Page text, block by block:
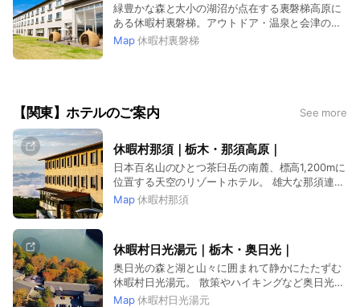
緑豊かな森と大小の湖沼が点在する裏磐梯高原に
ある休暇村裏磐梯。アウトドア・温泉と会津の郷
土料理が楽しめます。
Map 休暇村裏磐梯
【関東】ホテルのご案内 See more
休暇村那須｜栃木・那須高原｜
日本百名山のひとつ茶臼岳の南麓、標高1,200mに
位置する天空のリゾートホテル。 雄大な那須連山
に抱かれ、移りゆく那須高原の自然を肌で感じ
Map 休暇村那須
休暇村日光湯元｜栃木・奥日光｜
奥日光の森と湖と山々に囲まれて静かにたたずむ
休暇村日光湯元。 散策やハイキングなど奥日光の
豊かな自然をお楽しみください。
Map 休暇村日光湯元